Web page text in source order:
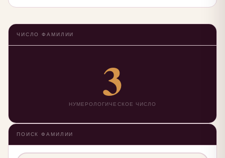
ЧИСЛО ФАМИЛИИ
3
НУМЕРОЛОГИЧЕСКОЕ ЧИСЛО
ПОИСК ФАМИЛИИ